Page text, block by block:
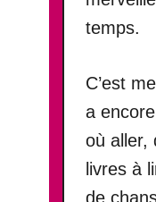
temps.
C’est
a
où aller,
livres à
de